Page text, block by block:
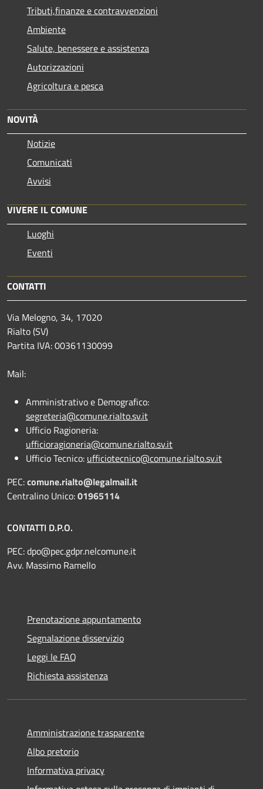
Tributi,finanze e contravvenzioni
Ambiente
Salute, benessere e assistenza
Autorizzazioni
Agricoltura e pesca
NOVITÀ
Notizie
Comunicati
Avvisi
VIVERE IL COMUNE
Luoghi
Eventi
CONTATTI
Via Melogno, 34, 17020
Rialto (SV)
Partita IVA: 00361130099
Mail:
Amministrativo e Demografico:
segreteria@comune.rialto.sv.it
Ufficio Ragioneria:
ufficioragioneria@comune.rialto.sv.it
Ufficio Tecnico: ufficiotecnico@comune.rialto.sv.it
PEC:comune.rialto@legalmail.it
Centralino Unico:01965114
CONTATTI D.P.O.
PEC:dpo@pec.gdpr.nelcomune.it
Avv. Massimo Ramello
Prenotazione appuntamento
Segnalazione disservizio
Leggi le FAQ
Richiesta assistenza
Amministrazione trasparente
Albo pretorio
Informativa privacy